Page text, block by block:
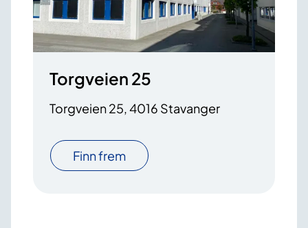
Torgveien 25
Torgveien 25, 4016 Stavanger
Finn frem